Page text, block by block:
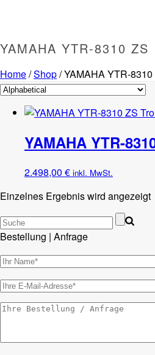
YAMAHA YTR-8310 ZS
Home/Shop/YAMAHA YTR-8310
YAMAHA YTR-
2.498,00 € inkl. MwSt.
Einzelnes Ergebnis wird angezeigt
Bestellung | Anfrage